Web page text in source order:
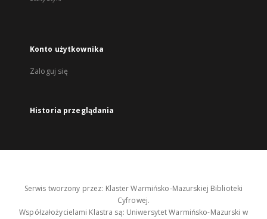
Konto użytkownika
Zaloguj się
Historia przeglądania
Serwis tworzony przez: Klaster Warmińsko-Mazurskiej Biblioteki
Cyfrowej.
Współzałożycielami Klastra są: Uniwersytet Warmińsko-Mazurski w